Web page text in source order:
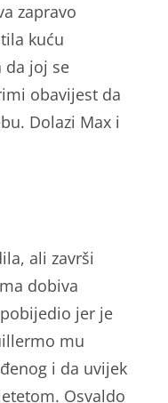
zapravo
kuću
da joj se
obavijest da
Dolazi Max i
ali završi
dobiva
jer je
mu
i da uvijek
Osvaldo